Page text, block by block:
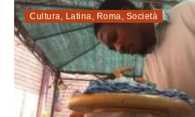
Cultura, Latina, Roma, Società